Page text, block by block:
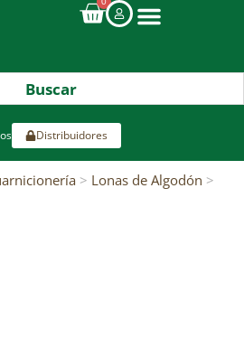
Distribuidores
> Lonas de Algodón >